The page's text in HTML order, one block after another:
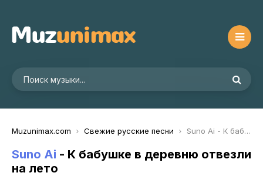
Muzunimax.com Свежие русские песни Suno Ai - К бабушке в деревню отвезли на лето
Suno Ai - К бабушке в деревню отвезли
на лето